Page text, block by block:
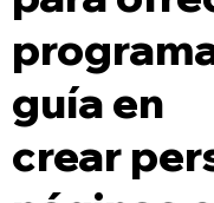
guía en
crear